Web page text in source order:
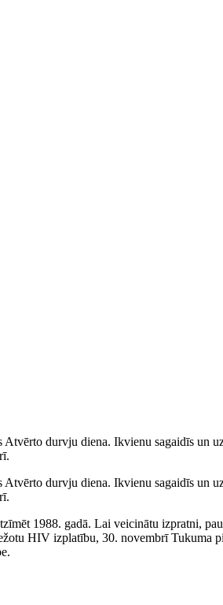
durvju diena. Ikvienu sagaidīs un
durvju diena. Ikvienu sagaidīs un
1988. gadā. Lai veicinātu izpratni,
HIV izplatību, 30. novembrī